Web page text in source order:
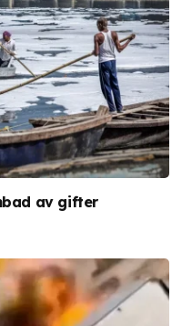
av gifter